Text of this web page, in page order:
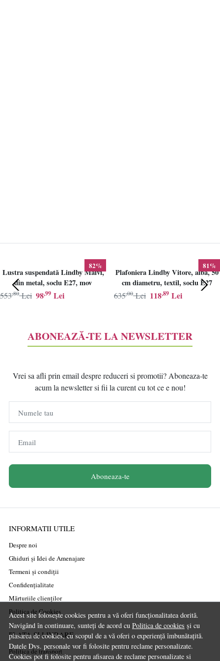
Acest site folosește cookies pentru a vă oferi funcționalitatea dorită.
Navigând în continuare, sunteți de acord cu Politica de cookies și cu
plasarea de cookies, cu scopul de a vă oferi o experiență îmbunătațită.
Datele Dvs. personale vor fi folosite pentru reclame personalizate.
Cookies pot fi folosite pentru afisarea de reclame personalizate si
82%
Lustra suspendată Lindby Maivi,
din metal, soclu E27, mov
98,99 Lei
553,80 Lei
81%
Plafoniera Lindby Vitore, alba, 50
cm diametru, textil, soclu E27
118,89 Lei
635,00 Lei
ABONEAZĂ-TE LA NEWSLETTER
Vrei sa afli prin email despre reduceri si promotii? Aboneaza-te
acum la newsletter si fii la curent cu tot ce e nou!
Numele tau
Email
Aboneaza-te
INFORMATII UTILE
Despre noi
Ghiduri și Idei de Amenajare
Termeni și condiții
Confidențialitate
Mărturiile clienților
Politica de Cookies
PLATA SI LIVRARE
Politica de transport